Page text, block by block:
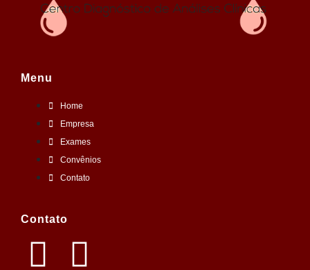
Menu
Home
Empresa
Exames
Convênios
Contato
Contato